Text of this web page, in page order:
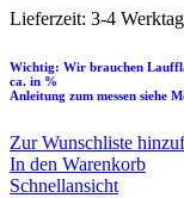
Lieferzeit: 3-4
Wichtig: Wir brauchen
ca. in %
Anleitung zum messen siehe
Zur Wunschliste
In den Warenkorb
Schnellansicht